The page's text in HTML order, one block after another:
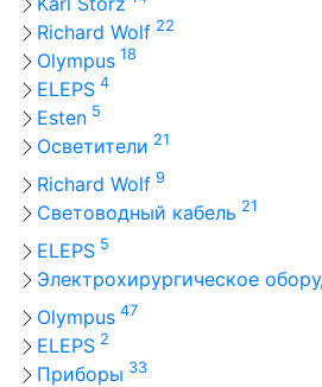
Richard Wolf 22
Olympus 18
ELEPS 4
Esten 5
Осветители 21
Richard Wolf 9
Световодный кабель 21
ELEPS 5
Электрохирургическое
Olympus 47
ELEPS 2
Приборы 33